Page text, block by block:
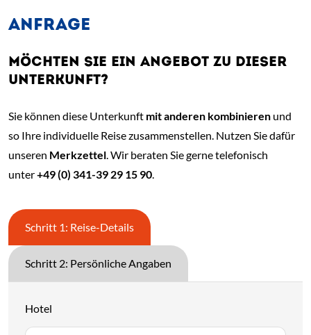
ANFRAGE
MÖCHTEN SIE EIN ANGEBOT ZU DIESER
UNTERKUNFT?
Sie können diese Unterkunft mit anderen kombinieren und
so Ihre individuelle Reise zusammenstellen. Nutzen Sie dafür
unseren Merkzettel . Wir beraten Sie gerne telefonisch
unter+49 (0) 341-39 29 15 90
Schritt 1: Reise-Details
Schritt 2: Persönliche Angaben
Hotel